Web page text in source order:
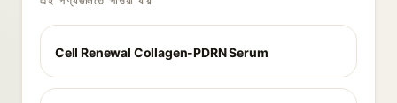
Cell Renewal Collagen-PDRN Serum